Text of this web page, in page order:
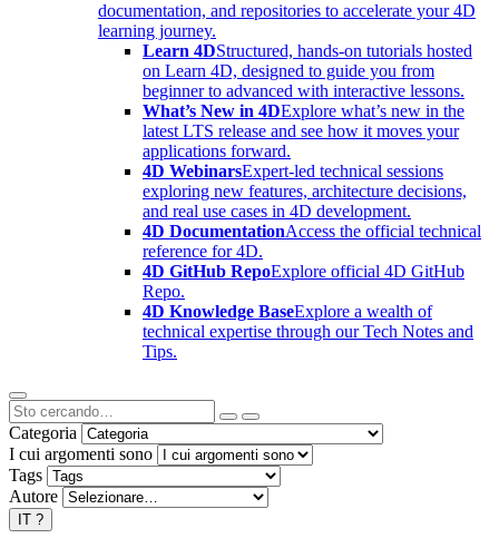
documentation, and repositories to accelerate your 4D
learning journey.
Learn 4DStructured, hands-on tutorials hosted
on Learn 4D, designed to guide you from
beginner to advanced with interactive lessons.
What’s New in 4DExplore what’s new in the
latest LTS release and see how it moves your
applications forward.
4D WebinarsExpert-led technical sessions
exploring new features, architecture decisions,
and real use cases in 4D development.
4D DocumentationAccess the official technical
reference for 4D.
4D GitHub RepoExplore official 4D GitHub
Repo.
4D Knowledge BaseExplore a wealth of
technical expertise through our Tech Notes and
Tips.
Categoria
I cui argomenti sono
Tags
Autore
IT ?